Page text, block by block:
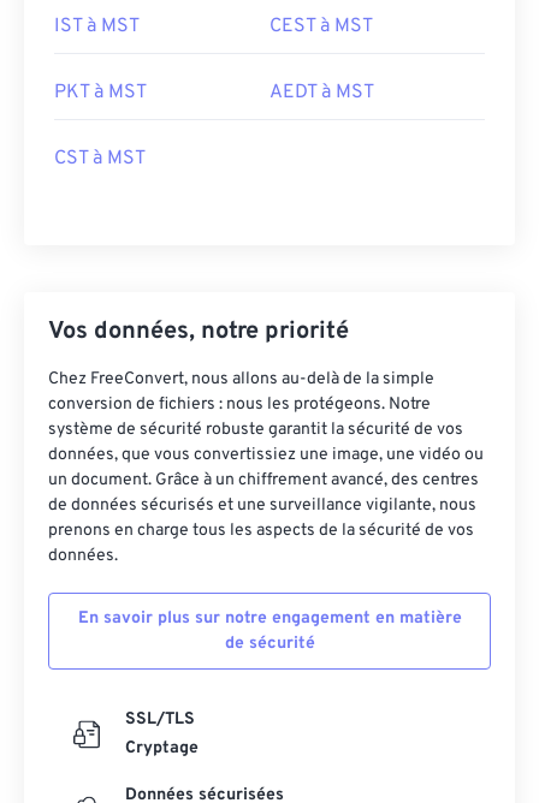
IST à MST CEST à MST
PKT à MST AEDT à MST
CST à MST
Vos données, notre priorité
Chez FreeConvert, nous allons au-delà de la simple
conversion de fichiers : nous les protégeons. Notre
système de sécurité robuste garantit la sécurité de vos
données, que vous convertissiez une image, une vidéo ou
un document. Grâce à un chiffrement avancé, des centres
de données sécurisés et une surveillance vigilante, nous
prenons en charge tous les aspects de la sécurité de vos
données.
En savoir plus sur notre engagement en matière
de sécurité
SSL/TLS
Cryptage
Données sécurisées